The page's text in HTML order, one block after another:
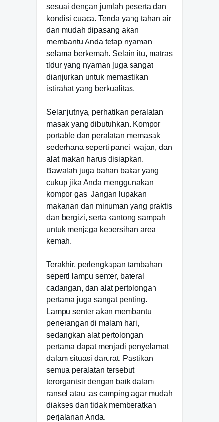
sesuai dengan jumlah peserta dan
kondisi cuaca. Tenda yang tahan air
dan mudah dipasang akan
membantu Anda tetap nyaman
selama berkemah. Selain itu, matras
tidur yang nyaman juga sangat
dianjurkan untuk memastikan
istirahat yang berkualitas.
Selanjutnya, perhatikan peralatan
masak yang dibutuhkan. Kompor
portable dan peralatan memasak
sederhana seperti panci, wajan, dan
alat makan harus disiapkan.
Bawalah juga bahan bakar yang
cukup jika Anda menggunakan
kompor gas. Jangan lupakan
makanan dan minuman yang praktis
dan bergizi, serta kantong sampah
untuk menjaga kebersihan area
kemah.
Terakhir, perlengkapan tambahan
seperti lampu senter, baterai
cadangan, dan alat pertolongan
pertama juga sangat penting.
Lampu senter akan membantu
penerangan di malam hari,
sedangkan alat pertolongan
pertama dapat menjadi penyelamat
dalam situasi darurat. Pastikan
semua peralatan tersebut
terorganisir dengan baik dalam
ransel atau tas camping agar mudah
diakses dan tidak memberatkan
perjalanan Anda.